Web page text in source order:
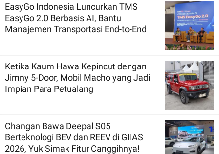
EasyGo Indonesia Luncurkan TMS
EasyGo 2.0 Berbasis AI, Bantu
Manajemen Transportasi End-to-End
Ketika Kaum Hawa Kepincut dengan
Jimny 5-Door, Mobil Macho yang Jadi
Impian Para Petualang
Changan Bawa Deepal S05
Berteknologi BEV dan REEV di GIIAS
2026, Yuk Simak Fitur Canggihnya!